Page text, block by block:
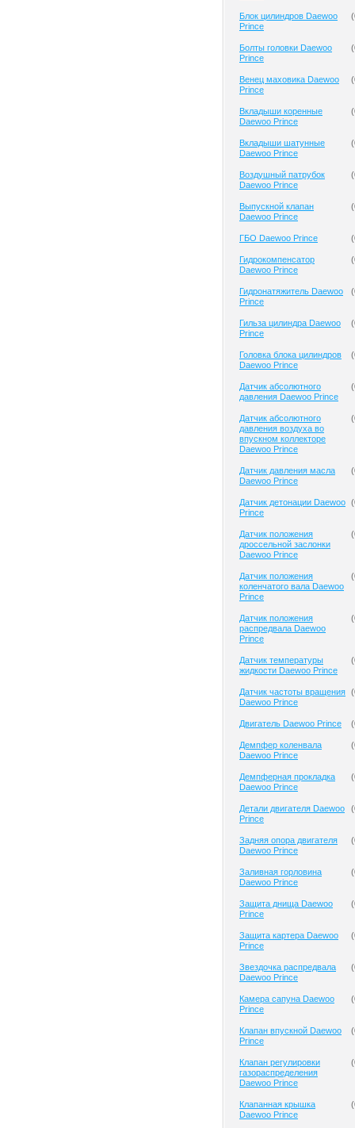
Блок цилиндров Daewoo
Prince
(
Болты головки Daewoo
Prince
(
Венец маховика Daewoo
Prince
(
Вкладыши коренные
Daewoo Prince
(
Вкладыши шатунные
Daewoo Prince
(
Воздушный патрубок
Daewoo Prince
(
Выпускной клапан
Daewoo Prince
(
ГБО Daewoo Prince (
Гидрокомпенсатор
Daewoo Prince
(
Гидронатяжитель Daewoo
Prince
(
Гильза цилиндра Daewoo
Prince
(
Головка блока цилиндров
Daewoo Prince
(
Датчик абсолютного
давления Daewoo Prince
(
Датчик абсолютного
давления воздуха во
впускном коллекторе
Daewoo Prince
(
Датчик давления масла
Daewoo Prince
(
Датчик детонации Daewoo
Prince
(
Датчик положения
дроссельной заслонки
Daewoo Prince
(
Датчик положения
коленчатого вала Daewoo
Prince
(
Датчик положения
распредвала Daewoo
Prince
(
Датчик температуры
жидкости Daewoo Prince
(
Датчик частоты вращения
Daewoo Prince
(
Двигатель Daewoo Prince (
Демпфер коленвала
Daewoo Prince
(
Демпферная прокладка
Daewoo Prince
(
Детали двигателя Daewoo
Prince
(
Задняя опора двигателя
Daewoo Prince
(
Заливная горловина
Daewoo Prince
(
Защита днища Daewoo
Prince
(
Защита картера Daewoo
Prince
(
Звездочка распредвала
Daewoo Prince
(
Камера сапуна Daewoo
Prince
(
Клапан впускной Daewoo
Prince
(
Клапан регулировки
газораспределения
Daewoo Prince
(
Клапанная крышка
Daewoo Prince
(